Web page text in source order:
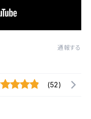
通報する
(52)